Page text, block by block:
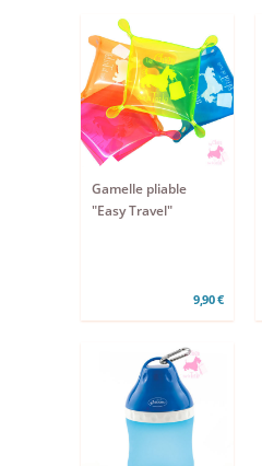
Gamelle pliable
"Easy Travel"
9,90 €